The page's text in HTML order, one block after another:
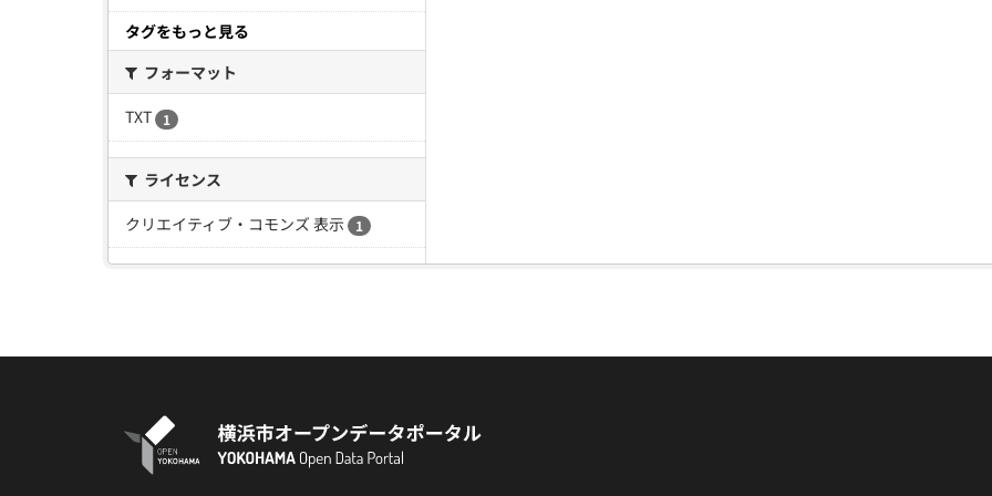
タグをもっと見る
フォーマット
TXT
1
ライセンス
クリエイティブ・コモンズ 表示
1